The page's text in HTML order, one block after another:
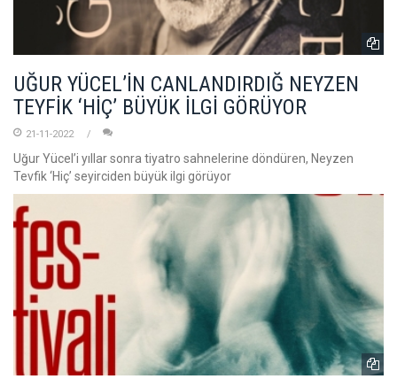
UĞUR YÜCEL’İN CANLANDIRDIĞ NEYZEN
TEYFİK ‘HİÇ’ BÜYÜK İLGİ GÖRÜYOR
21-11-2022
Uğur Yücel’i yıllar sonra tiyatro sahnelerine döndüren, Neyzen
Tevfik ‘Hiç’ seyirciden büyük ilgi görüyor